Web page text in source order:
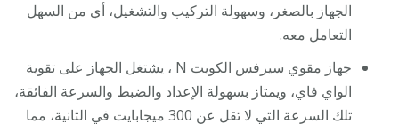
الجهاز بالصغر، وسهولة التركيب والتشغيل، أي من السهل
التعامل معه.
جهاز مقوي سيرفس الكويت N ، يشتغل الجهاز على تقوية
الواي فاي، ويمتاز بسهولة الإعداد والضبط والسرعة الفائقة،
تلك السرعة التي لا تقل عن 300 ميجابايت في الثانية، مما